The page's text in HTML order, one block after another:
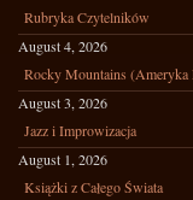
Rubryka Czytelników
August 4, 2026
Rocky Mountains (Ameryka
August 3, 2026
Jazz i Improwizacja
August 1, 2026
Książki z Całego Świata